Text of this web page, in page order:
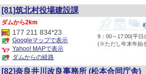
[81]筑北村役場建設課
9：00～17:00(平日
(※ただし年末年始
2km
177 211 834*23
Googleマップで表示
Yahoo! MAPで表示
ダムからの経路
[82]奈良井川改良事務所 (松本合同庁舎)